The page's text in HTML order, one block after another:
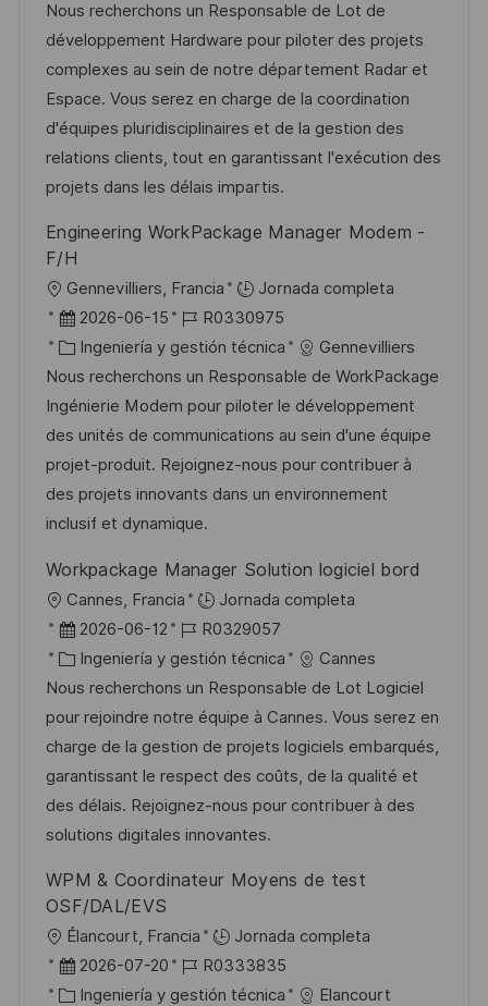
c
a
c
i
ó
n
c
h
a
d
e
p
u
l
a
ó
d
e
e
m
p
l
e
a
t
e
g
o
r
í
Nous recherchons un Responsable de Lot de
développement Hardware pour piloter des projets
complexes au sein de notre département Radar et
Espace. Vous serez en charge de la coordination
d'équipes pluridisciplinaires et de la gestion des
relations clients, tout en garantissant l'exécution des
projets dans les délais impartis.
Engineering WorkPackage Manager Modem -
F/H
U
b
c
a
c
i
ó
n
Gennevilliers, Francia
Jornada completa
F
e
c
h
a
d
e
p
b
l
i
c
a
c
i
ó
n
2026-06-15
I
D
d
e
e
m
p
l
o
R0330975
C
a
t
e
g
o
r
a
Ingeniería y gestión técnica
Gennevilliers
Nous recherchons un Responsable de WorkPackage
Ingénierie Modem pour piloter le développement
des unités de communications au sein d'une équipe
projet-produit. Rejoignez-nous pour contribuer à
des projets innovants dans un environnement
inclusif et dynamique.
Workpackage Manager Solution logiciel bord
U
b
c
a
c
i
ó
n
Cannes, Francia
Jornada completa
F
e
c
h
a
d
e
p
b
c
2026-06-12
I
D
d
e
e
m
p
l
o
R0329057
C
a
t
e
g
o
r
a
Ingeniería y gestión técnica
Cannes
Nous recherchons un Responsable de Lot Logiciel
pour rejoindre notre équipe à Cannes. Vous serez en
charge de la gestion de projets logiciels embarqués,
garantissant le respect des coûts, de la qualité et
des délais. Rejoignez-nous pour contribuer à des
solutions digitales innovantes.
WPM & Coordinateur Moyens de test
OSF/DAL/EVS
U
b
Élancourt, Francia
Jornada completa
F
e
2026-07-20
I
D
R0333835
C Ingeniería y gestión técnica
Elancourt